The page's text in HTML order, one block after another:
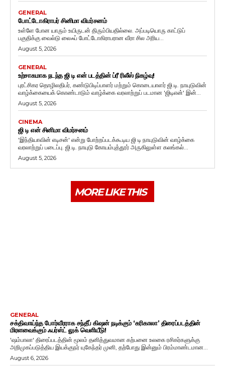
GENERAL
போட்டோகிராபர் சினிமா விமர்சனம்
உள்ளே போன யாரும் உயிருடன் திரும்பியதில்லை. அப்படியொரு காட்டுப்
பகுதிக்கு வைல்டு லைஃப் போட்டோகிராபரான வீரா சில அரிய...
August 5, 2026
GENERAL
உற்சாகமாக நடந்த ஜி டி என் படத்தின் ப்ரீ ரிலீஸ் நிகழ்வு!
புரட்சிகர தொழிலதிபர், கண்டுபிடிப்பாளர் மற்றும் கொடையாளர் ஜி.டி. நாயுடுவின்
வாழ்க்கையைக் கொண்டாடும் வாழ்க்கை வரலாற்றுப் படமான 'ஜிடிஎன்' இன்...
August 5, 2026
CINEMA
ஜி டி என் சினிமா விமர்சனம்
'இந்தியாவின் எடிசன்' என்று போற்றப்படக்கூடிய ஜி டி நாயுடுவின் வாழ்க்கை
வரலாற்றுப் படைப்பு. ஜி.டி. நாயுடு கோயம்புத்தூர் அருகிலுள்ள கலங்கல்...
August 5, 2026
MORE LIKE THIS
GENERAL
சக்திவாய்ந்த போர்வீரராக சந்தீப் கிஷன் நடிக்கும் ‘கரிகாலா’ திரைப்படத்தின்
மிரளவைக்கும் ஃபர்ஸ்ட் லுக் வெளியீடு!
'ஷம்பாலா' திரைப்படத்தின் மூலம் தனித்துவமான கற்பனை உலகை ரசிகர்களுக்கு
அறிமுகப்படுத்திய இயக்குநர் யுகேந்தர் முனி, தற்போது இன்னும் பிரம்மாண்டமான...
August 6, 2026